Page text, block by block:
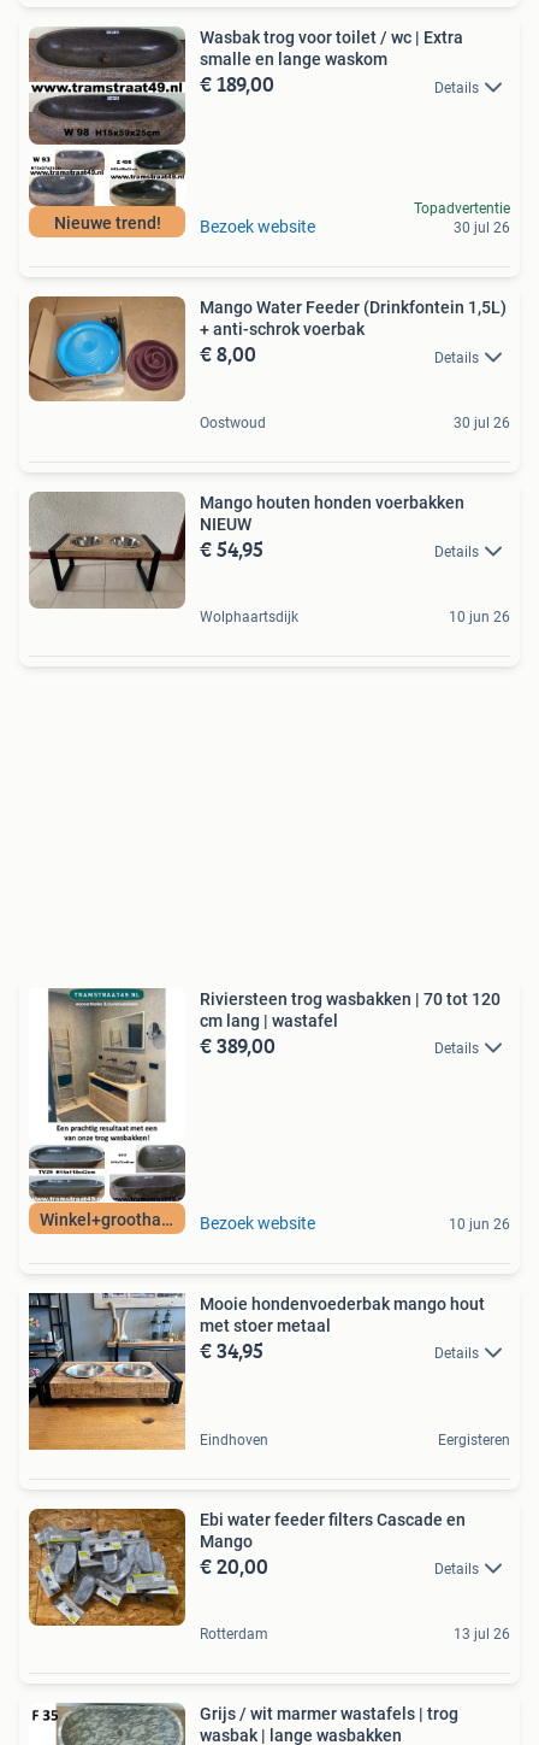
Nieuwe trend!
Wasbak trog voor toilet / wc | Extra
smalle en lange waskom
€ 189,00 Details
Bezoek website
Topadvertentie
30 jul 26
Mango Water Feeder (Drinkfontein 1,5L)
+ anti-schrok voerbak
€ 8,00 Details
Oostwoud 30 jul 26
Mango houten honden voerbakken
NIEUW
€ 54,95 Details
Wolphaartsdijk 10 jun 26
Winkel+groothandel
Riviersteen trog wasbakken | 70 tot 120
cm lang | wastafel
€ 389,00 Details
Bezoek website 10 jun 26
Mooie hondenvoederbak mango hout
met stoer metaal
€ 34,95 Details
Eindhoven Eergisteren
Ebi water feeder filters Cascade en
Mango
€ 20,00 Details
Rotterdam 13 jul 26
Grijs / wit marmer wastafels | trog
wasbak | lange wasbakken